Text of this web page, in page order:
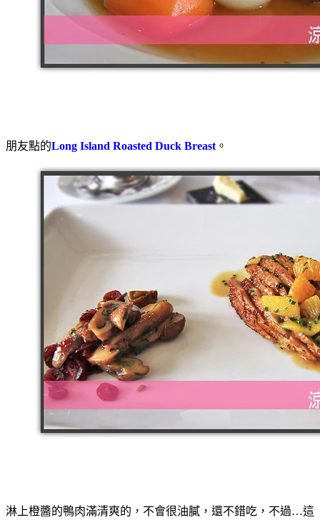
朋友點的Long Island Roasted Duck Breast 。
淋上橙醬的鴨肉滿清爽的，不會很油膩，還不錯吃，不過…這